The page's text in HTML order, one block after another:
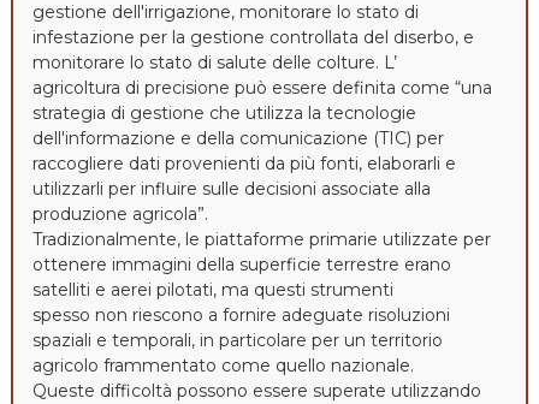
gestione dell'irrigazione, monitorare lo stato di
infestazione per la gestione controllata del diserbo, e
monitorare lo stato di salute delle colture. L’
agricoltura di precisione può essere definita come “una
strategia di gestione che utilizza la tecnologie
dell'informazione e della comunicazione (TIC) per
raccogliere dati provenienti da più fonti, elaborarli e
utilizzarli per influire sulle decisioni associate alla
produzione agricola”.
Tradizionalmente, le piattaforme primarie utilizzate per
ottenere immagini della superficie terrestre erano
satelliti e aerei pilotati, ma questi strumenti
spesso non riescono a fornire adeguate risoluzioni
spaziali e temporali, in particolare per un territorio
agricolo frammentato come quello nazionale.
Queste difficoltà possono essere superate utilizzando